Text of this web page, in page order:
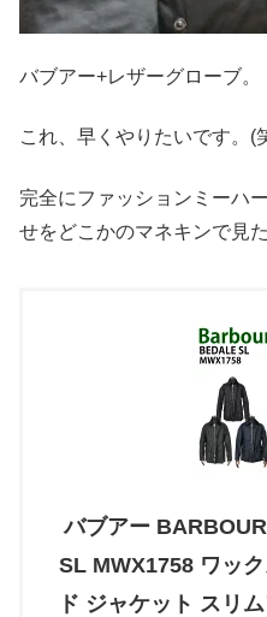
バブアー+レザーグローブ。
これ、早くやりたいです。(
完全にファッションミーハ
せをどこかのマネキンで見
バブアー
SL MWX1758 ワッ
ド ジャケット スリ